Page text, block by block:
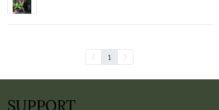
1
SUPPORT